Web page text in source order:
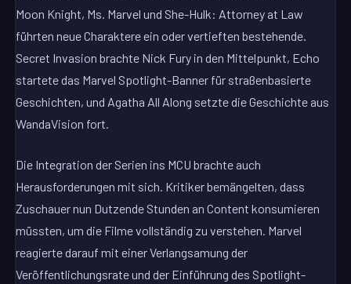
Moon Knight, Ms. Marvel und She-Hulk: Attorney at Law
führten neue Charaktere ein oder vertieften bestehende.
Secret Invasion brachte Nick Fury in den Mittelpunkt, Echo
startete das Marvel Spotlight-Banner für straßenbasierte
Geschichten, und Agatha All Along setzte die Geschichte aus
WandaVision fort.
Die Integration der Serien ins MCU brachte auch
Herausforderungen mit sich. Kritiker bemängelten, dass
Zuschauer nun Dutzende Stunden an Content konsumieren
müssten, um die Filme vollständig zu verstehen. Marvel
reagierte darauf mit einer Verlangsamung der
Veröffentlichungsrate und der Einführung des Spotlight-